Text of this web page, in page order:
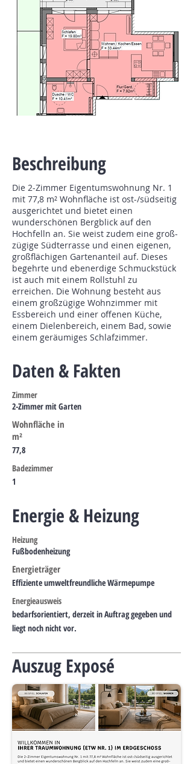
Beschreibung
Die 2-Zimmer Eigentumswohnung Nr. 1
mit 77,8 m² Wohnfläche ist ost-/südseitig
ausgerichtet und bietet einen
wunderschönen Bergblick auf den
Hochfelln an. Sie weist zudem eine groß-
zügige Südterrasse und einen eigenen,
großflächigen Gartenanteil auf. Dieses
begehrte und ebenerdige Schmuckstück
ist auch mit einem Rollstuhl zu
erreichen. Die Wohnung besteht aus
einem großzügige Wohnzimmer mit
Essbereich und einer offenen Küche,
einem Dielenbereich, einem Bad, sowie
einem geräumiges Schlafzimmer.
Daten & Fakten
Zimmer
2-Zimmer mit Garten
Wohnfläche in
m²
77,8
Badezimmer
1
Energie & Heizung
Heizung
Fußbodenheizung
Energieträger
Effiziente umweltfreundliche Wärmepumpe
Energieausweis
bedarfsorientiert, derzeit in Auftrag gegeben und
liegt noch nicht vor.
Auszug Exposé